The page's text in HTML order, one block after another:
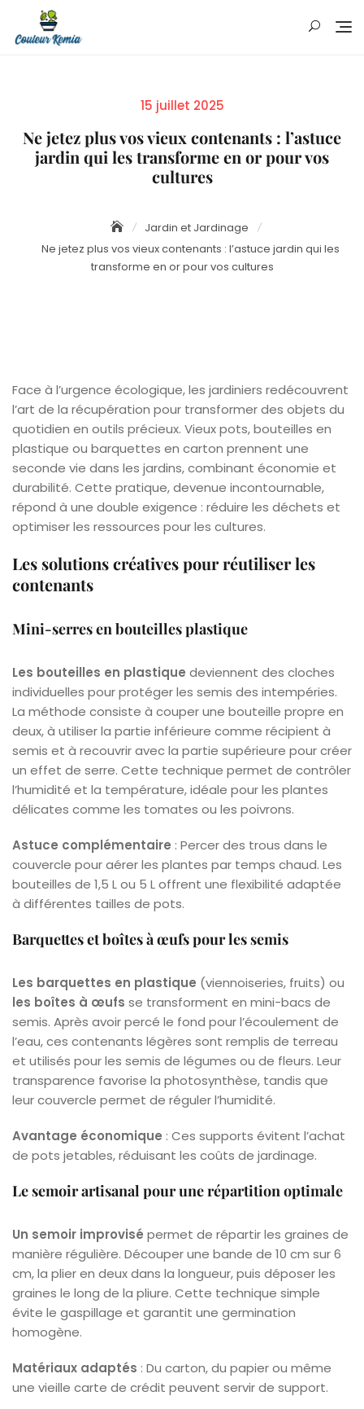
content
Posted
15 juillet 2025
Ne jetez plus vos vieux contenants : l’astuce
jardin qui les transforme en or pour vos
cultures
Jardin et Jardinage
Ne jetez plus vos vieux contenants : l’astuce jardin qui les
transforme en or pour vos cultures
Face à l’urgence écologique, les jardiniers redécouvrent
l’art de la récupération pour transformer des objets du
quotidien en outils précieux. Vieux pots, bouteilles en
plastique ou barquettes en carton prennent une
seconde vie dans les jardins, combinant économie et
durabilité. Cette pratique, devenue incontournable,
répond à une double exigence : réduire les déchets et
optimiser les ressources pour les cultures.
Les solutions créatives pour réutiliser les
contenants
Mini-serres en bouteilles plastique
Les bouteilles en plastique deviennent des cloches
individuelles pour protéger les semis des intempéries.
La méthode consiste à couper une bouteille propre en
deux, à utiliser la partie inférieure comme récipient à
semis et à recouvrir avec la partie supérieure pour créer
un effet de serre. Cette technique permet de contrôler
l’humidité et la température, idéale pour les plantes
délicates comme les tomates ou les poivrons.
Astuce complémentaire : Percer des trous dans le
couvercle pour aérer les plantes par temps chaud. Les
bouteilles de 1,5 L ou 5 L offrent une flexibilité adaptée
à différentes tailles de pots.
Barquettes et boîtes à œufs pour les semis
Les barquettes en plastique (viennoiseries, fruits) ou
les boîtes à œufs se transforment en mini-bacs de
semis. Après avoir percé le fond pour l’écoulement de
l’eau, ces contenants légères sont remplis de terreau
et utilisés pour les semis de légumes ou de fleurs. Leur
transparence favorise la photosynthèse, tandis que
leur couvercle permet de réguler l’humidité.
Avantage économique : Ces supports évitent l’achat
de pots jetables, réduisant les coûts de jardinage.
Le semoir artisanal pour une répartition optimale
Un semoir improvisé permet de répartir les graines de
manière régulière. Découper une bande de 10 cm sur 6
cm, la plier en deux dans la longueur, puis déposer les
graines le long de la pliure. Cette technique simple
évite le gaspillage et garantit une germination
homogène.
Matériaux adaptés : Du carton, du papier ou même
une vieille carte de crédit peuvent servir de support.